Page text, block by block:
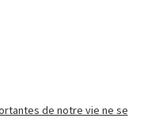
de notre vie ne se